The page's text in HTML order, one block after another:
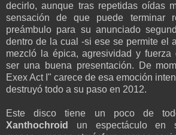
decirlo, aunque tras repetidas oídas
sensación de que puede terminar
preámbulo para su anunciado
dentro de la cual -si ese se permite el
mezcló la épica, agresividad y fuerza
ser una buena presentación. De
Exex Act I" carece de esa emoción
destruyó todo a su paso en 2012.
Este disco tiene un poco de
Xanthochroid
un espectáculo en